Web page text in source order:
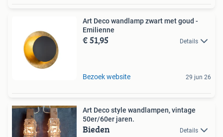
Art Deco wandlamp zwart met goud -
Emilienne
€ 51,95 Details
Bezoek website 29 jun 26
Art Deco style wandlampen, vintage
50er/60er jaren.
Bieden Details